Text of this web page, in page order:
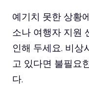
예기치 못한 상황
소나 여행자 지원
인해 두세요. 비상
고 있다면 불필요
다.